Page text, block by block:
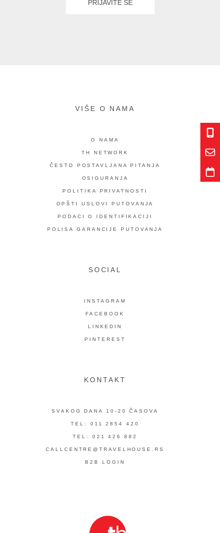
VIŠE O NAMA
O NAMA
TH NETWORK
ČESTO POSTAVLJANA PITANJA
OSIGURANJA
POLITIKA PRIVATNOSTI
OPŠTI USLOVI PUTOVANJA
PODACI O IDENTIFIKACIJI
POLISA GARANCIJE PUTOVANJA
SOCIAL
INSTAGRAM
FACEBOOK
LINKEDIN
PINTEREST
KONTAKT
SVAKOG DANA 10-20 ČASOVA
TEL: 011 2854 420
TEL: 021 426 882
CALLCENTRE@TRAVELHOUSE.RS
B2B LOGIN